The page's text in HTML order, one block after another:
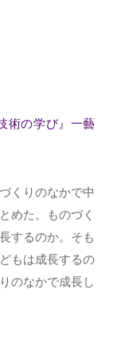
術の学び』一藝
くりのなかで中
めた。ものづく
するのか。そも
もは成長するの
のなかで成長し